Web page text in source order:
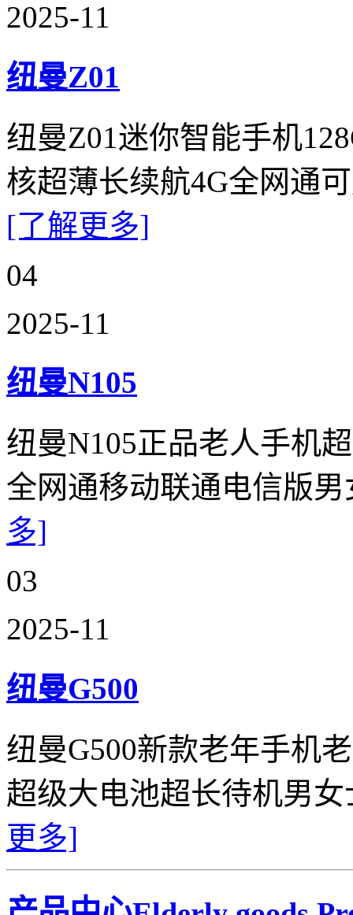
2025-11
纽曼Z01
纽曼Z01迷你智能手机
核超薄长续航4G全网通
[了解更多]
04
2025-11
纽曼N105
纽曼N105正品老人手机
全网通移动联通电信版
多]
03
2025-11
纽曼G500
纽曼G500新款老年手机
超级大电池超长待机男
更多]